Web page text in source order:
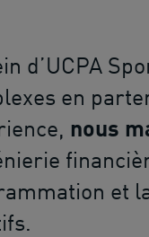
d’UCPA
en
nous
et